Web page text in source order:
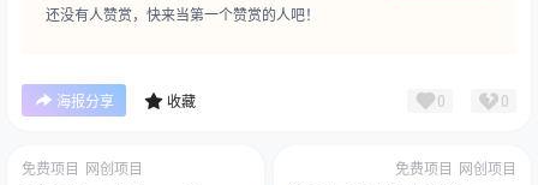
还没有人赞赏，快来当第一个赞赏的人吧！
海报分享 收藏 0 0
免费项目 网创项目 免费项目 网创项目